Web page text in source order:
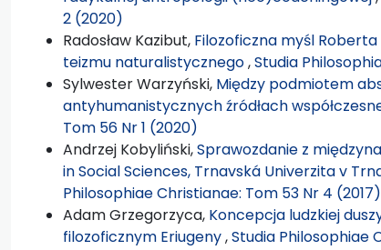
2 (2020)
Radosław Kazibut, Filozoficzna myśl
teizmu naturalistycznego,Studia
Sylwester Warzyński, Między podmiotem
antyhumanistycznych źródłach
Tom 56 Nr 1 (2020)
Andrzej Kobyliński,Sprawozdanie z
in Social Sciences, Trnavská Univerzita v
Philosophiae Christianae: Tom 53 Nr 4 (2017)
Adam Grzegorzyca, Koncepcja ludzkiej
filozoficznym Eriugeny,Studia Philosophiae